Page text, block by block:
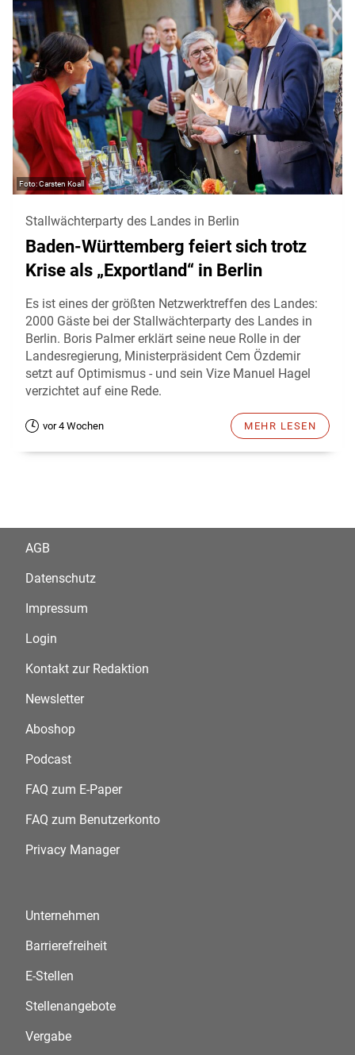
Carsten Koall
Stallwächterparty des Landes in Berlin
Baden-Württemberg feiert sich trotz
Krise als „Exportland“ in Berlin
Es ist eines der größten Netzwerktreffen des Landes:
2000 Gäste bei der Stallwächterparty des Landes in
Berlin. Boris Palmer erklärt seine neue Rolle in der
Landesregierung, Ministerpräsident Cem Özdemir
setzt auf Optimismus - und sein Vize Manuel Hagel
verzichtet auf eine Rede.
vor 4 Wochen MEHR LESEN
AGB
Datenschutz
Impressum
Login
Kontakt zur Redaktion
Newsletter
Aboshop
Podcast
FAQ zum E-Paper
FAQ zum Benutzerkonto
Privacy Manager
Unternehmen
Barrierefreiheit
E-Stellen
Stellenangebote
Vergabe